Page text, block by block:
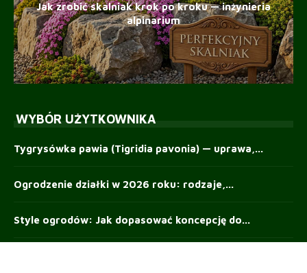
Jak zrobić skalniak krok po kroku — inżynieria
alpinarium
WYBÓR UŻYTKOWNIKA
Tygrysówka pawia (Tigridia pavonia) — uprawa,...
Ogrodzenie działki w 2026 roku: rodzaje,...
Style ogrodów: Jak dopasować koncepcję do...